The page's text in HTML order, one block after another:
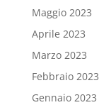
Maggio 2023
Aprile 2023
Marzo 2023
Febbraio 2023
Gennaio 2023